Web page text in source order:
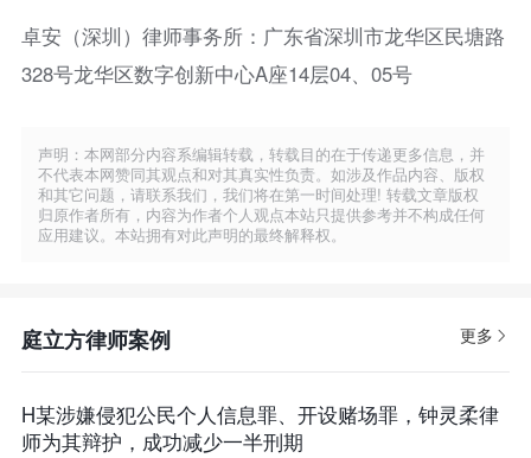
卓安（深圳）律师事务所：广东省深圳市龙华区民塘路
328号龙华区数字创新中心A座14层04、05号
声明：本网部分内容系编辑转载，转载目的在于传递更多信息，并
不代表本网赞同其观点和对其真实性负责。如涉及作品内容、版权
和其它问题，请联系我们，我们将在第一时间处理! 转载文章版权
归原作者所有，内容为作者个人观点本站只提供参考并不构成任何
应用建议。本站拥有对此声明的最终解释权。
庭立方律师案例 更多
H某涉嫌侵犯公民个人信息罪、开设赌场罪，钟灵柔律
师为其辩护，成功减少一半刑期